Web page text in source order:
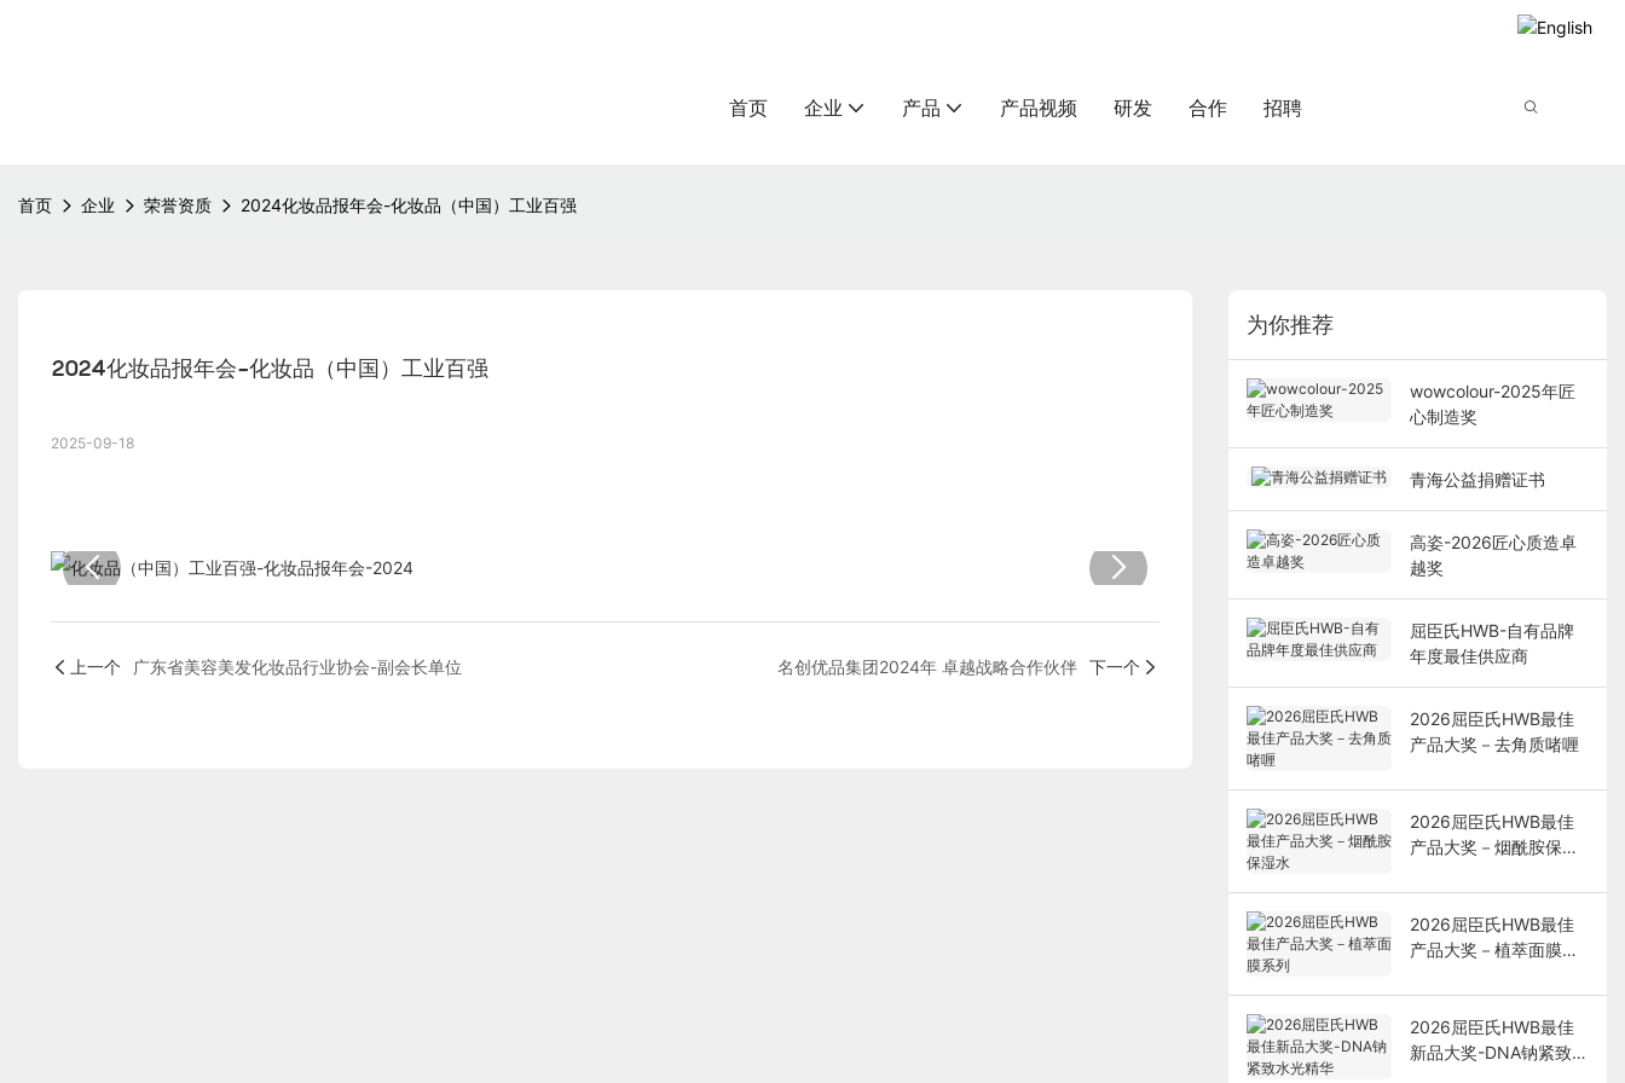
首页 企业 产品 产品视频 研发 合作 招聘
首页 企业 荣誉资质 2024化妆品报年会-化妆品（中国）工业百强
2024化妆品报年会-化妆品（中国）工业百强
2025-09-18
上一个 广东省美容美发化妆品行业协会-副会长单位 名创优品集团2024年 卓越战略合作伙伴 下一个
为你推荐
wowcolour-2025年匠
心制造奖
青海公益捐赠证书
高姿-2026匠心质造卓
越奖
屈臣氏HWB-自有品牌
年度最佳供应商
2026屈臣氏HWB最佳
产品大奖－去角质啫喱
2026屈臣氏HWB最佳
产品大奖－烟酰胺保湿
2026屈臣氏HWB最佳
产品大奖－植萃面膜系
2026屈臣氏HWB最佳
新品大奖-DNA钠紧致水